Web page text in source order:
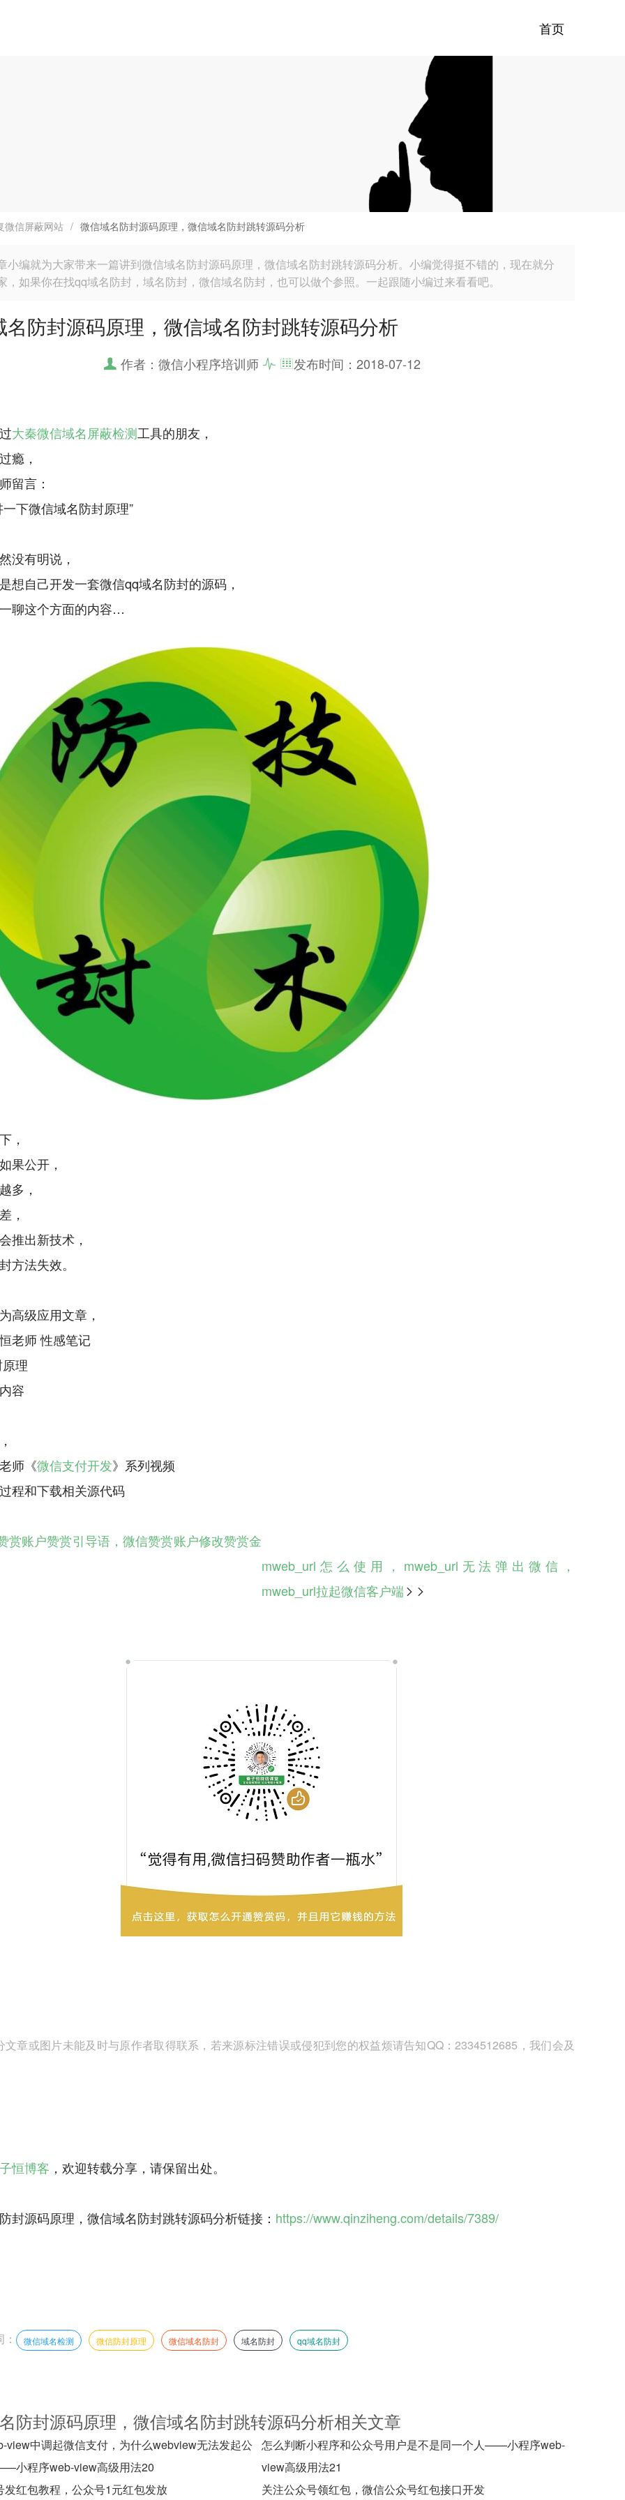
首页
微信屏蔽网站 / 微信域名防封源码原理，微信域名防封跳转源码分析
小编就为大家带来一篇讲到微信域名防封源码原理，微信域名防封跳转源码分析。小编觉得挺不错的，现在就分
，如果你在找qq域名防封，域名防封，微信域名防封，也可以做个参照。一起跟随小编过来看看吧。
名防封源码原理，微信域名防封跳转源码分析
作者：微信小程序培训师 发布时间： 2018-07-12
大秦微信域名屏蔽检测工具的朋友，
瘾，
留言：
下微信域名防封原理”
没有明说，
想自己开发一套微信qq域名防封的源码，
聊这个方面的内容…
，
果公开，
多，
，
推出新技术，
方法失效。
高级应用文章，
老师 性感笔记
理
容
师《微信支付开发》系列视频
赏账户赞赏引导语，微信赞赏账户修改赞赏金
mweb_url怎么使用，mweb_url无法弹出微信，
mweb_url拉起微信客户端 
文章或图片未能及时与原作者取得联系，若来源标注错误或侵犯到您的权益烦请告知QQ：2334512685，我们会及
恒博客 ，欢迎转载分享，请保留出处。
封源码原理，微信域名防封跳转源码分析链接： https://www.qinziheng.com/details/7389/
微信域名检测 微信防封原理 微信域名防封 域名防封 qq域名防封
防封源码原理，微信域名防封跳转源码分析相关文章
view中调起微信支付，为什么webview无法发起公
小程序web-view高级用法20
怎么判断小程序和公众号用户是不是同一个人——小程序web-
view高级用法21
发红包教程，公众号1元红包发放
关注公众号领红包，微信公众号红包接口开发